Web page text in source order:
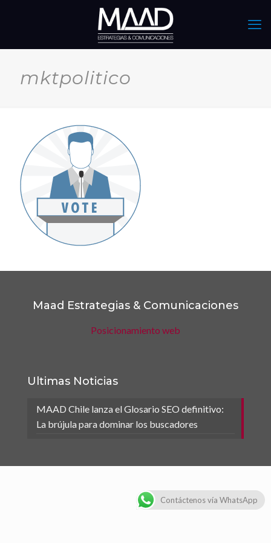
mktpolitico
Maad Estrategias & Comunicaciones
Posicionamiento web
Ultimas Noticias
MAAD Chile lanza el Glosario SEO definitivo:
La brújula para dominar los buscadores
Contáctenos vía WhatsApp